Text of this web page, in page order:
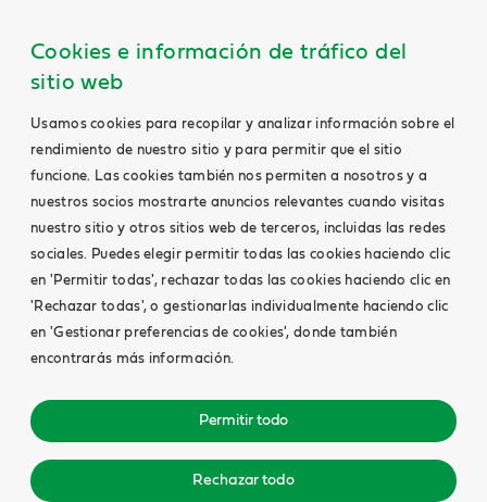
Cookies e información de tráfico del
sitio web
Usamos cookies para recopilar y analizar información sobre el
rendimiento de nuestro sitio y para permitir que el sitio
funcione. Las cookies también nos permiten a nosotros y a
nuestros socios mostrarte anuncios relevantes cuando visitas
nuestro sitio y otros sitios web de terceros, incluidas las redes
sociales. Puedes elegir permitir todas las cookies haciendo clic
en 'Permitir todas', rechazar todas las cookies haciendo clic en
'Rechazar todas', o gestionarlas individualmente haciendo clic
en 'Gestionar preferencias de cookies', donde también
encontrarás más información.
Permitir todo
Rechazar todo